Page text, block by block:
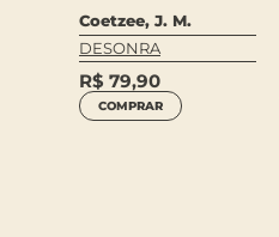
Coetzee, J. M.
DESONRA
R$ 79,90
COMPRAR